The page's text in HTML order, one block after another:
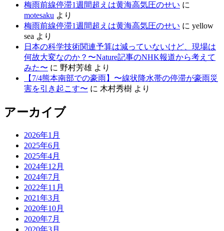
梅雨前線停滞1週間超えは黄海高気圧のせい に
motesaku より
梅雨前線停滞1週間超えは黄海高気圧のせい に yellow
sea より
日本の科学技術関連予算は減っていないけど、現場は
何故大変なのか？〜Nature記事のNHK報道から考えて
みた〜 に 野村芳雄 より
【7/4熊本南部での豪雨】〜線状降水帯の停滞が豪雨災
害を引き起こす〜 に 木村秀樹 より
アーカイブ
2026年1月
2025年6月
2025年4月
2024年12月
2024年7月
2022年11月
2021年3月
2020年10月
2020年7月